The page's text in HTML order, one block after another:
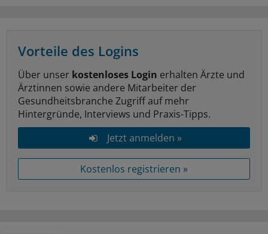
Vorteile des Logins
Über unser kostenloses Login erhalten Ärzte und
Ärztinnen sowie andere Mitarbeiter der
Gesundheitsbranche Zugriff auf mehr
Hintergründe, Interviews und Praxis-Tipps.
Jetzt anmelden »
Kostenlos registrieren »